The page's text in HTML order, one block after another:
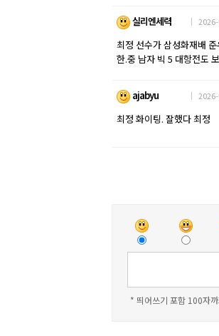
실리엔세력 ｜
최정 선수가 삼성화재배
한.중 남자 빅 5 대항전도
ajabyu ｜
최정 화이팅. 잘했다 최정
* 띄어쓰기 포함 100자